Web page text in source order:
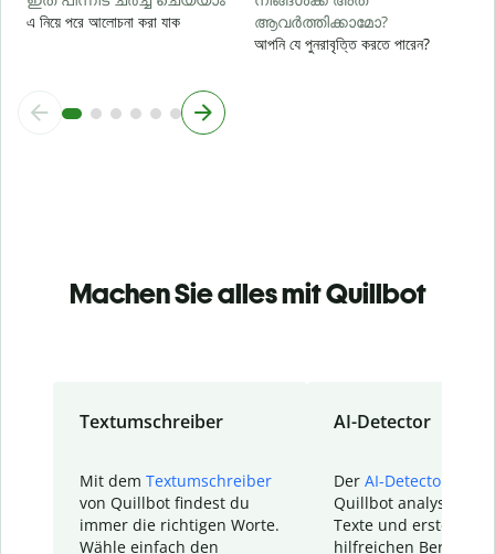
এ নিয়ে পরে আলোচনা করা যাক
ആവർത്തിക്കാമോ?
আপনি যে পুনরাবৃত্তি করতে পারেন?
Machen Sie alles mit Quillbot
Textumschreiber
Mit dem Textumschreiber
von Quillbot findest du
immer die richtigen Worte.
Wähle einfach den
AI-Detector
Der AI-Detector
Quillbot analysiert
Texte und erstellt
hilfreichen Bericht.